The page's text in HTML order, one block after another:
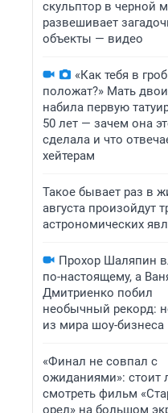
скульптор в черной
развешивает
объекты — видео
«Как тебя в
положат?» Мать
набила первую
50 лет — зачем она
сделала и что
хейтерам
Такое бывает раз в
августа произойдут
астрономических
Прохор Шаляпин
по-настоящему, а
Дмитриенко побил
необычный рекорд:
из мира шоу-бизнеса
«Финал не совпал с
ожиданиями»: стоит
смотреть фильм
орел» на большом